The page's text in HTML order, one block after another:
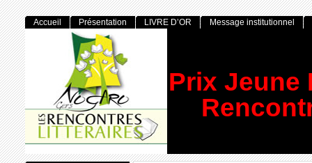
Prix Jeune
Accueil Présentation LIVRE D’OR Message institutionnel